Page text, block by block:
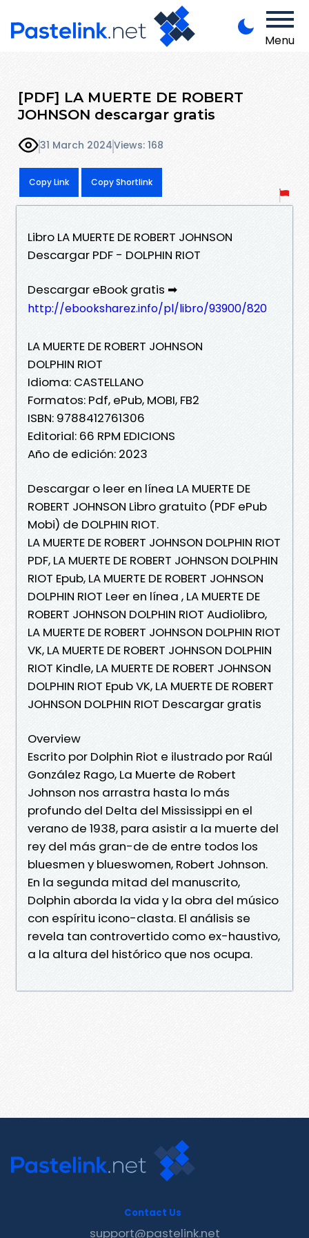
Menu
[PDF] LA MUERTE DE ROBERT
JOHNSON descargar gratis
31 March 2024Views: 168
Copy Link Copy Shortlink
Libro LA MUERTE DE ROBERT JOHNSON
Descargar PDF - DOLPHIN RIOT
Descargar eBook gratis ➡
http://ebooksharez.info/pl/libro/93900/820
LA MUERTE DE ROBERT JOHNSON
DOLPHIN RIOT
Idioma: CASTELLANO
Formatos: Pdf, ePub, MOBI, FB2
ISBN: 9788412761306
Editorial: 66 RPM EDICIONS
Año de edición: 2023
Descargar o leer en línea LA MUERTE DE
ROBERT JOHNSON Libro gratuito (PDF ePub
Mobi) de DOLPHIN RIOT.
LA MUERTE DE ROBERT JOHNSON DOLPHIN RIOT
PDF, LA MUERTE DE ROBERT JOHNSON DOLPHIN
RIOT Epub, LA MUERTE DE ROBERT JOHNSON
DOLPHIN RIOT Leer en línea , LA MUERTE DE
ROBERT JOHNSON DOLPHIN RIOT Audiolibro,
LA MUERTE DE ROBERT JOHNSON DOLPHIN RIOT
VK, LA MUERTE DE ROBERT JOHNSON DOLPHIN
RIOT Kindle, LA MUERTE DE ROBERT JOHNSON
DOLPHIN RIOT Epub VK, LA MUERTE DE ROBERT
JOHNSON DOLPHIN RIOT Descargar gratis
Overview
Escrito por Dolphin Riot e ilustrado por Raúl
González Rago, La Muerte de Robert
Johnson nos arrastra hasta lo más
profundo del Delta del Mississippi en el
verano de 1938, para asistir a la muerte del
rey del más gran-de de entre todos los
bluesmen y blueswomen, Robert Johnson.
En la segunda mitad del manuscrito,
Dolphin aborda la vida y la obra del músico
con espíritu icono-clasta. El análisis se
revela tan controvertido como ex-haustivo,
a la altura del histórico que nos ocupa.
Contact Us
support@pastelink.net